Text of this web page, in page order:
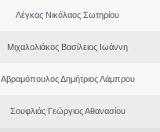
Λέγκας Νικόλαος Σωτηρίου
Μιχαλολιάκος Βασίλειος Ιωάννη
Αβραμόπουλος Δημήτριος Λάμπρου
Σουφλιάς Γεώργιος Αθανασίου